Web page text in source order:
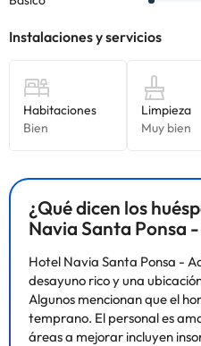
¿Qué dicen los
Navia Santa Ponsa
Hotel Navia Santa Ponsa -
desayuno rico y una
Algunos mencionan que el
temprano. El personal es
áreas a mejorar incluyen